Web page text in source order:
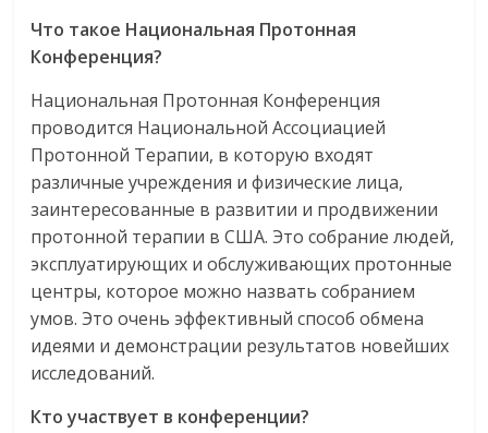
Что такое Национальная Протонная
Конференция?
Национальная Протонная Конференция
проводится Национальной Ассоциацией
Протонной Терапии, в которую входят
различные учреждения и физические лица,
заинтересованные в развитии и продвижении
протонной терапии в США. Это собрание людей,
эксплуатирующих и обслуживающих протонные
центры, которое можно назвать собранием
умов. Это очень эффективный способ обмена
идеями и демонстрации результатов новейших
исследований.
Кто участвует в конференции?